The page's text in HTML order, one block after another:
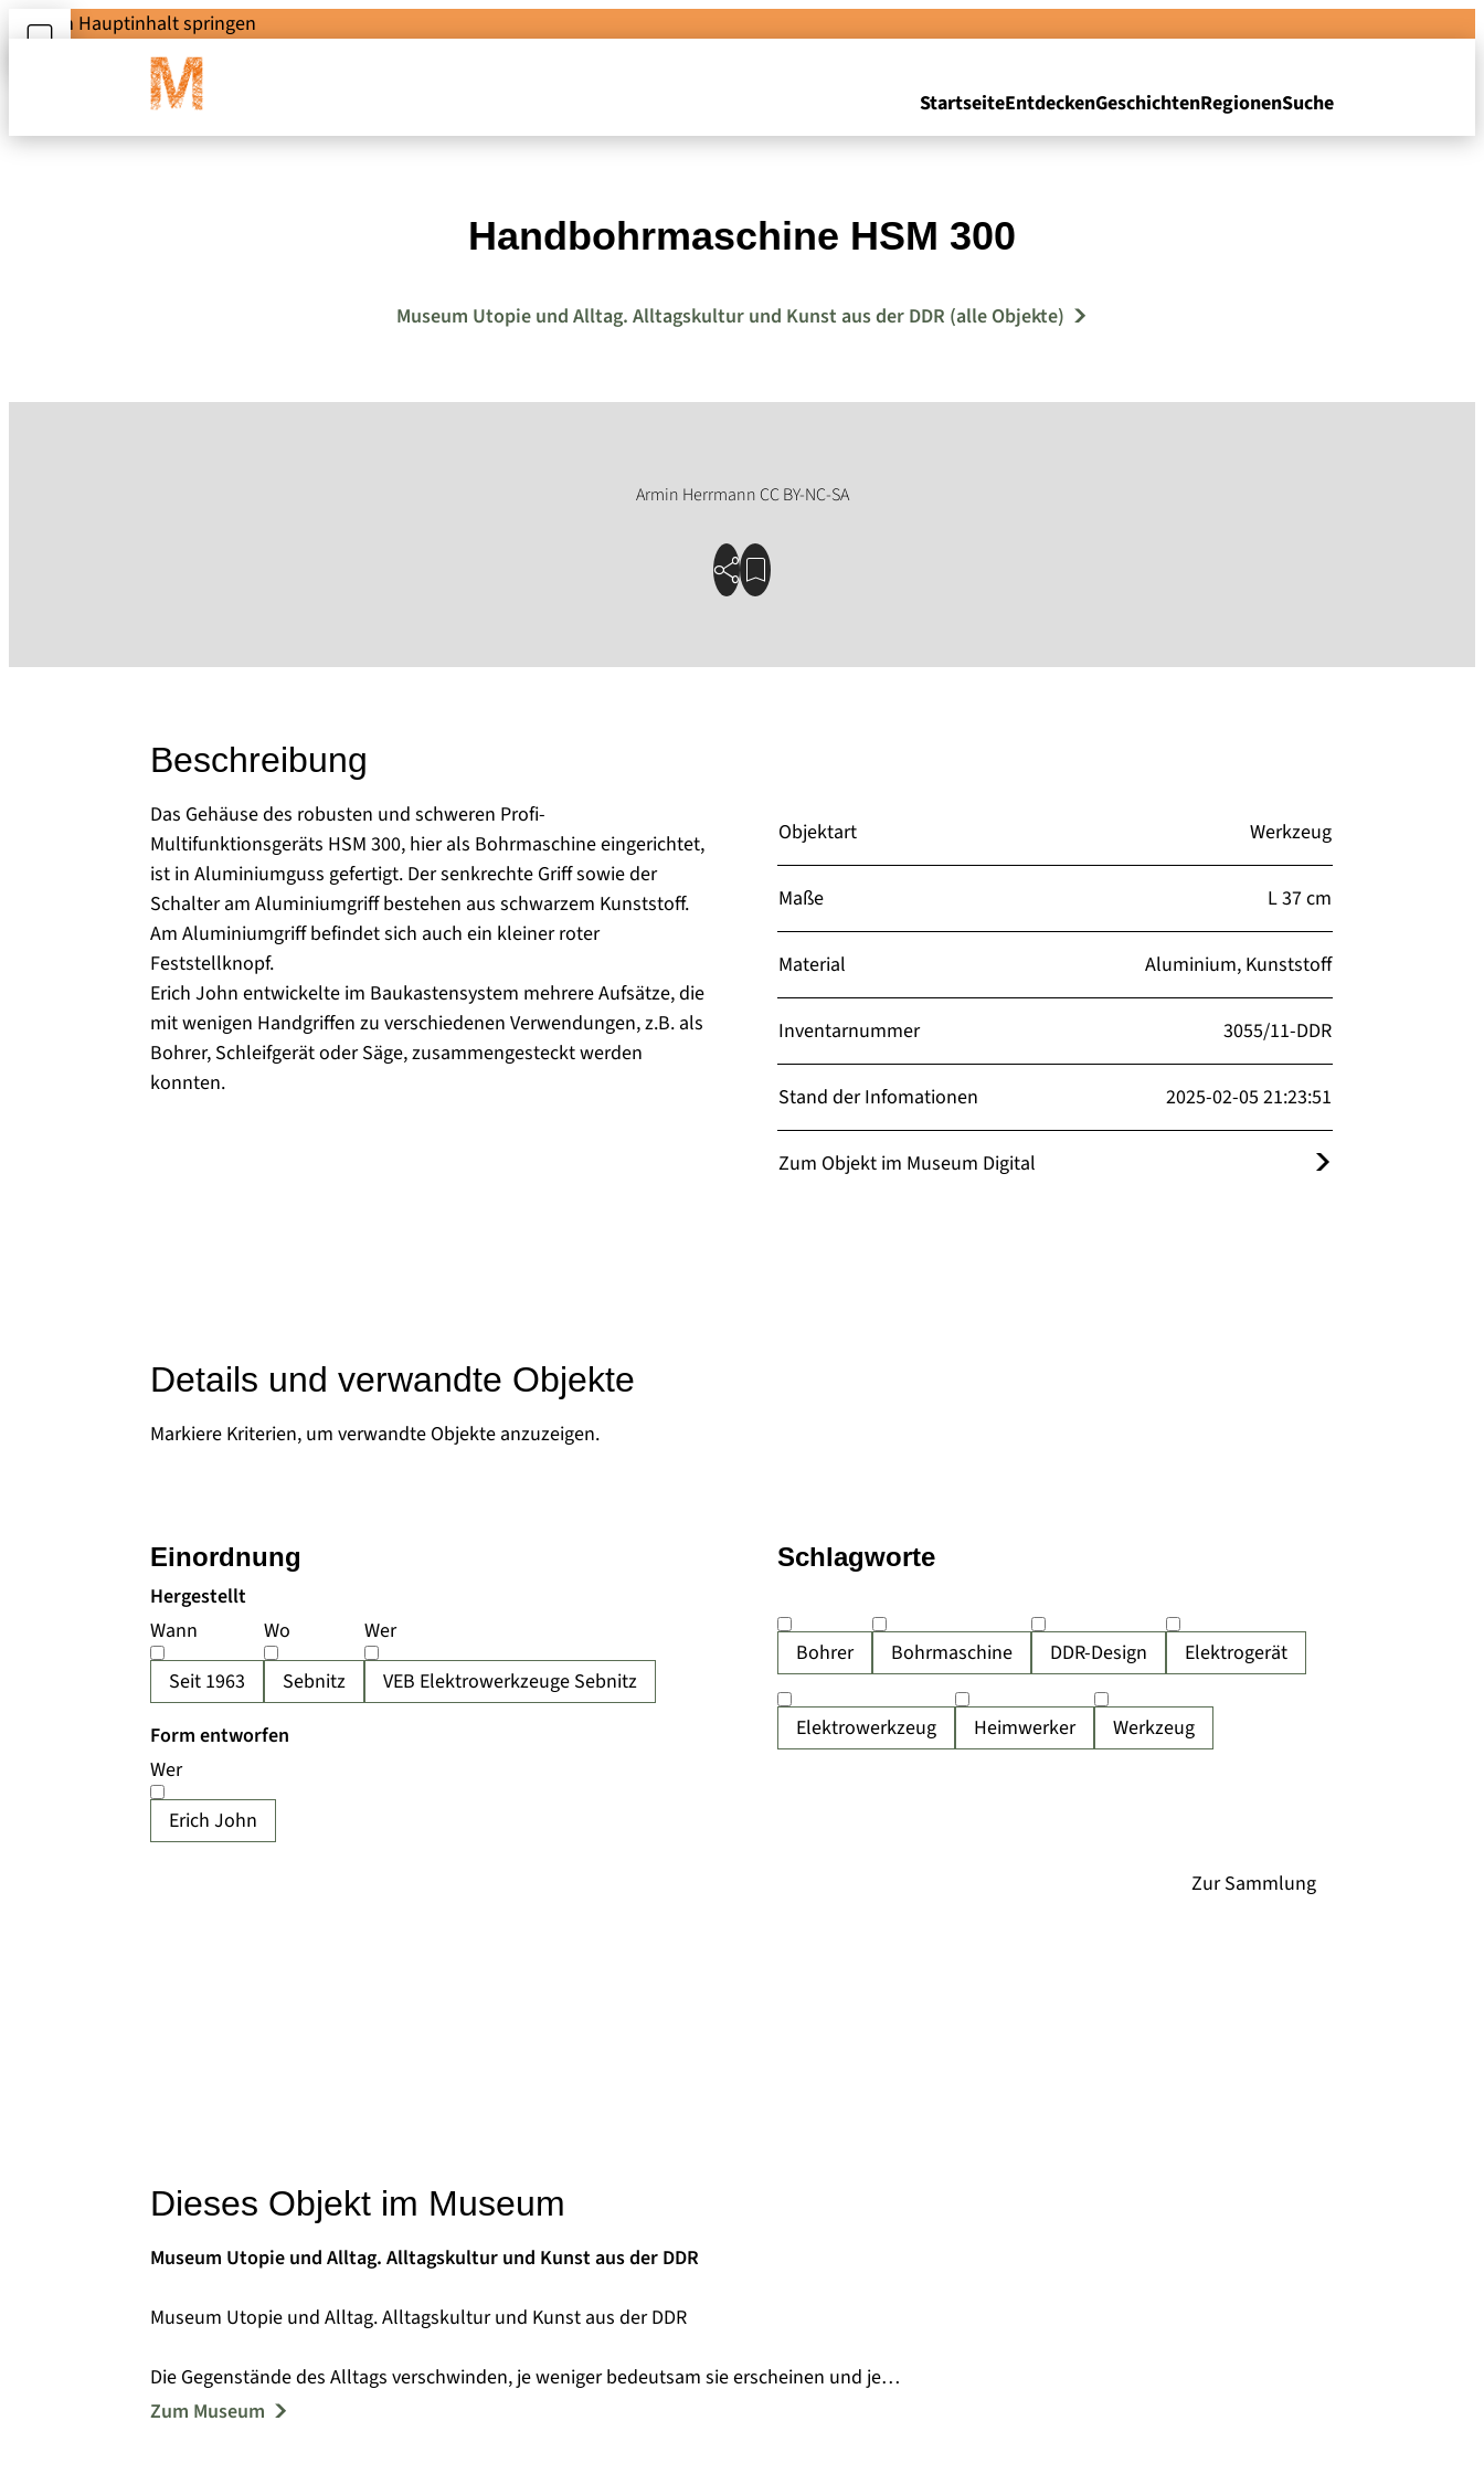
Zum Hauptinhalt springen
StartseiteEntdeckenGeschichtenRegionenSuche
Handbohrmaschine HSM 300
Museum Utopie und Alltag. Alltagskultur und Kunst aus der DDR (alle Objekte)
Beschreibung
Das Gehäuse des robusten und schweren Profi-
Multifunktionsgeräts HSM 300, hier als Bohrmaschine eingerichtet,
ist in Aluminiumguss gefertigt. Der senkrechte Griff sowie der
Schalter am Aluminiumgriff bestehen aus schwarzem Kunststoff.
Am Aluminiumgriff befindet sich auch ein kleiner roter
Feststellknopf.
Erich John entwickelte im Baukastensystem mehrere Aufsätze, die
mit wenigen Handgriffen zu verschiedenen Verwendungen, z.B. als
Bohrer, Schleifgerät oder Säge, zusammengesteckt werden
konnten.
Objektart Werkzeug
Maße L 37 cm
Material Aluminium, Kunststoff
Inventarnummer 3055/11-DDR
Stand der Infomationen 2025-02-05 21:23:51
Zum Objekt im Museum Digital
Details und verwandte Objekte
Markiere Kriterien, um verwandte Objekte anzuzeigen.
Hergestellt
Wann
Seit 1963
Wo
Sebnitz
Wer
VEB Elektrowerkzeuge Sebnitz
Form entworfen
Wer
Erich John
Bohrer Bohrmaschine DDR-Design Elektrogerät
Elektrowerkzeug Heimwerker Werkzeug
Einordnung Schlagworte
Dieses Objekt im Museum
Museum Utopie und Alltag. Alltagskultur und Kunst aus der DDR
Museum Utopie und Alltag. Alltagskultur und Kunst aus der DDR
Die Gegenstände des Alltags verschwinden, je weniger bedeutsam sie erscheinen und je
beiläufiger sie gebraucht werden. Den Alltagsobjekten aus der DDR hat sich das Museum
Zum Museum